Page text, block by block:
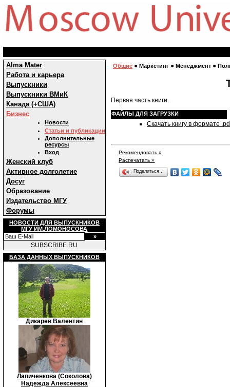
Alma Mater
Работа и карьера
Выпускники
Выпускники ВМиК
Канада (+США)
Бизнес
Новости
Статьи и публикации
Дополнительные
ресурсы
Вход
Женский клуб
Активное долголетие
Досуг
Образование
Издательство МГУ
Форумы
НОВОСТИ ДЛЯ ВЫПУСКНИКОВ
МГУ ИМ.ЛОМОНОСОВА
SUBSCRIBE.RU
БАЗА ДАННЫХ ВЫПУСКНИКОВ
Дикарев Валентин
Лапиченкова (Соколова)
Надежда Алексеевна
Общие ● Маркетинг ● Менеджмент ●
Первая часть книги.
ФАЙЛЫ ДЛЯ ЗАГРУЗКИ
Скачать книгу в формате
Рекомендовать »
Распечатать »
Поделиться…